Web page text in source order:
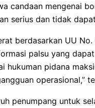
candaan mengenai
serius dan tidak
berdasarkan UU
palsu yang
hukuman pidana
operasional,”
penumpang untuk